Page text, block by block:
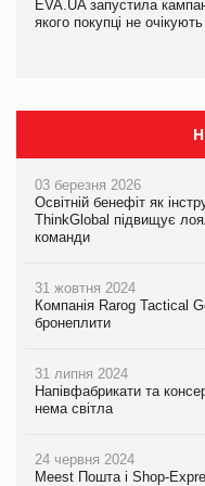
EVA.UA запустила
якого покупці не
05.08.2026
Мережа супермаркетів
03 березня 2026
Освітній бенефіт як
ThinkGlobal підвищує
команди
31 жовтня 2024
Компанія Rarog Tactical
бронеплити
31 липня 2024
Напівфабрикати та
нема світла
24 червня 2024
Meest Пошта і Shop-